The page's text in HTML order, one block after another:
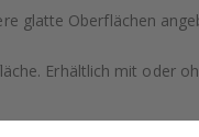
glatte Oberflächen
Erhältlich mit oder